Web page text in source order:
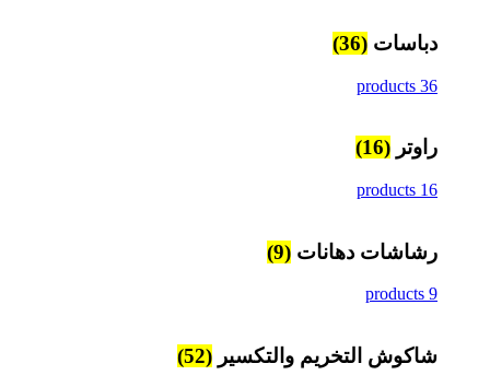
دباسات (36)
36 products
راوتر (16)
16 products
رشاشات دهانات (9)
9 products
شاكوش التخريم والتكسير (52)